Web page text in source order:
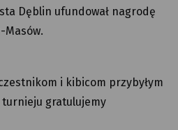
Dęblin ufundował nagrodę
Masów.
i kibicom przybyłym
turnieju gratulujemy